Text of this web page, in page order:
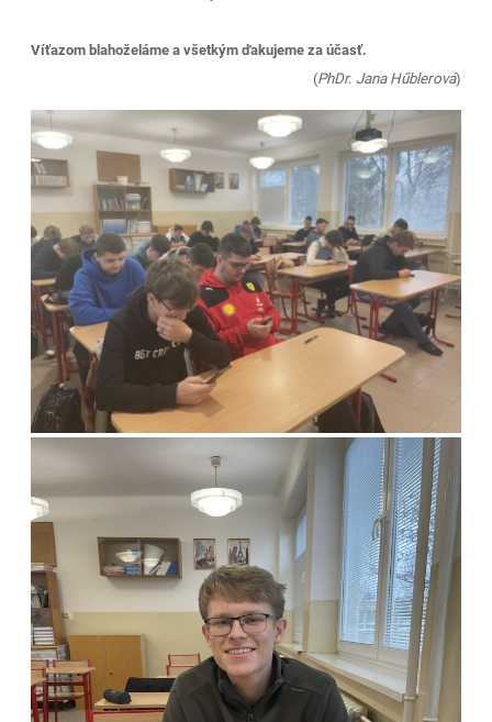
Víťazom blahoželáme a všetkým ďakujeme za účasť.
(PhDr. Jana Hűblerová)